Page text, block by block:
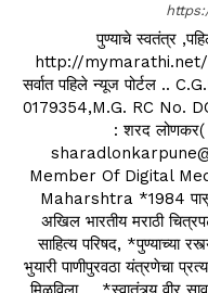
पुण्याचे स्वतंत्र
http://mymarathi.net/
सर्वात पहिले न्यूज पोर्टल ..
0179354,M.G. RC No.
: शरद
Member Of Digital
Maharshtra *1984
अखिल भारतीय मराठी
साहित्य परिषद, *पुण्याच्या
भुयारी पाणीपुरवठा यंत्रणेचा